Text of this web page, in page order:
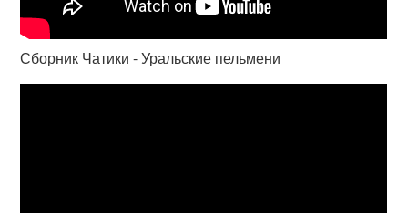
Сборник Чатики - Уральские пельмени